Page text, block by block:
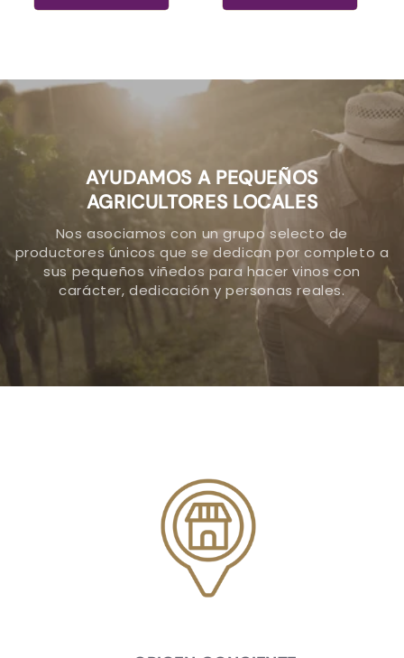
AYUDAMOS A PEQUEÑOS
AGRICULTORES LOCALES
Nos asociamos con un grupo selecto de
productores únicos que se dedican por completo a
sus pequeños viñedos para hacer vinos con
carácter, dedicación y personas reales.